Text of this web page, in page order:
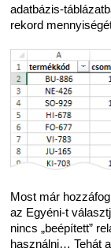
adatbázis-
rekord
Most már
az Egyéni-t
nincs „beépített”
használni… Tehát